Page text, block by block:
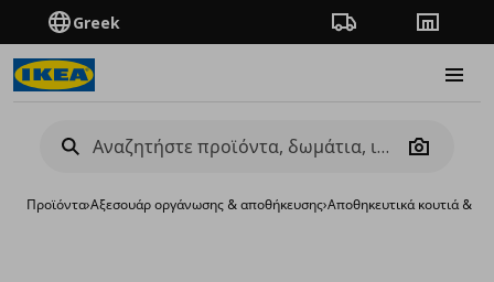
Greek Πορεία παραγγελίας
Camera
Προϊόντα›Aξεσουάρ οργάνωσης & αποθήκευσης›Αποθηκευτικά κουτιά &